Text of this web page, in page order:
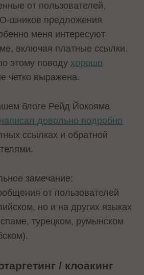
от пользователей,
шников предложения
меня интересуют
, включая платные ссылки.
этому поводухорошо
четко выражена.
блоге Рейд Йокояма
написал довольно подробно
ссылках и обратной
замечание:
от пользователей
но и на других языках
, турецком, румынском
/ клоакинг